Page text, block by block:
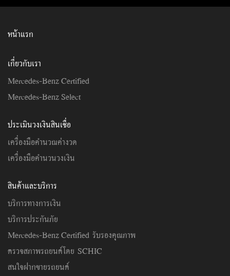
หน้าแรก
เกี่ยวกับเรา
Mercedes-Benz Certified
Mercedes-Benz Select
ประเมินวงเงินสินเชื่อ
เครื่องมือคำนวณค่างวด
เครื่องมือคำนวนวงเงิน
สินค้าและบริการ
บริการทางการเงิน
บริการประกันภัย
Mercedes-Benz Certified รับรองคุณภาพ
ตรวจสภาพรถยนต์โดย SCHIC
สนใจฝากขายรถยนต์